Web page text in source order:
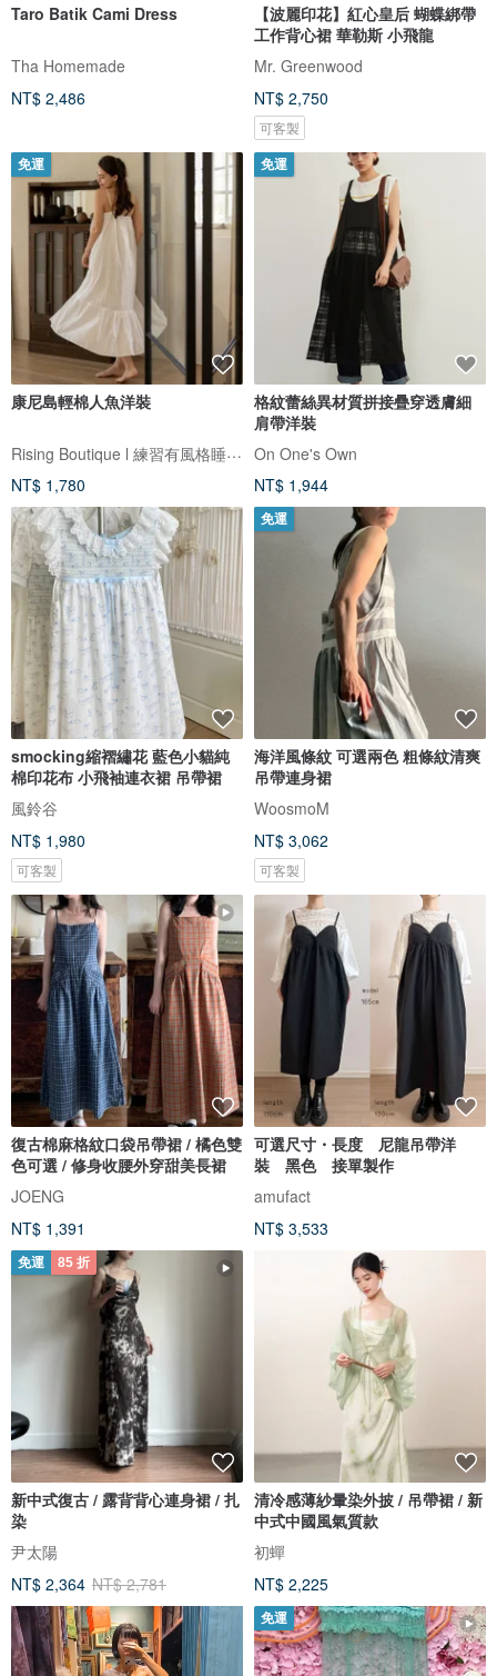
Taro Batik Cami Dress
Tha Homemade
NT$ 2,486
【波麗印花】紅心皇后 蝴蝶綁帶
工作背心裙 華勒斯 小飛龍
Mr. Greenwood
NT$ 2,750
可客製
免運
康尼島輕棉人魚洋裝
Rising Boutique l 練習有風格睡衣設計
NT$ 1,780
免運
格紋蕾絲異材質拼接疊穿透膚細
肩帶洋裝
On One's Own
NT$ 1,944
smocking縮褶繡花 藍色小貓純
棉印花布 小飛袖連衣裙 吊帶裙
風鈴谷
NT$ 1,980
可客製
免運
海洋風條紋 可選兩色 粗條紋清爽
吊帶連身裙
WoosmoM
NT$ 3,062
可客製
復古棉麻格紋口袋吊帶裙 / 橘色雙
色可選 / 修身收腰外穿甜美長裙
JOENG
NT$ 1,391
可選尺寸・長度 尼龍吊帶洋
裝 黑色 接單製作
amufact
NT$ 3,533
免運 85 折
新中式復古 / 露背背心連身裙 / 扎
染
尹太陽
NT$ 2,364 NT$ 2,781
清冷感薄紗暈染外披 / 吊帶裙 / 新
中式中國風氣質款
初蟬
NT$ 2,225
免運